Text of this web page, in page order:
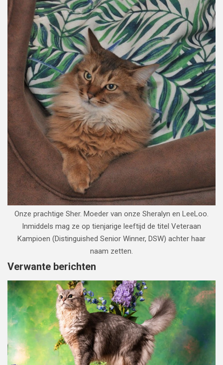
Onze prachtige Sher. Moeder van onze Sheralyn en LeeLoo.
Inmiddels mag ze op tienjarige leeftijd de titel Veteraan
Kampioen (Distinguished Senior Winner, DSW) achter haar
naam zetten.
Verwante berichten